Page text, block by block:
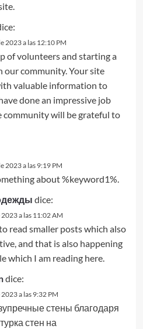
2023 a las 12:10 PM
of volunteers and starting a
our community. Your site
valuable information to
done an impressive job
community will be grateful to
2023 a las 9:19 PM
about %keyword1%.
dice:
a las 11:02 AM
read smaller posts which also
and that is also happening
which I am reading here.
dice:
a las 9:32 PM
стены благодаря
стен на